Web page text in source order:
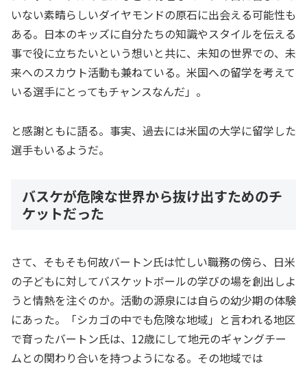
いない素晴らしいダイヤモンドの原石に出会える可能性も
ある。日本のキッズに自分たちの知識やスタイルを伝える
事で役に立ちたいという想いと共に、未知の世界での、未
来へのスカウト活動も兼ねている。米国への留学を考えて
いる選手にとってもチャンスなんだ」。
と感謝ともに語る。事実、過去には米国の大学に留学した
選手もいるようだ。
バスケが危険な世界から抜け出すためのチ
ケットだった
さて、そもそも何故バートン氏は忙しい職務の傍ら、日米
の子どもに対してバスケットボールの学びの場を創出しよ
うと情熱を注ぐのか。活動の源泉には自らの幼少期の体験
にあった。「シカゴの中でも危険な地域」と言われる地区
で育ったバートン氏は、12歳にして地元のギャングチー
ムとの関わり合いを持つようになる。その地域では